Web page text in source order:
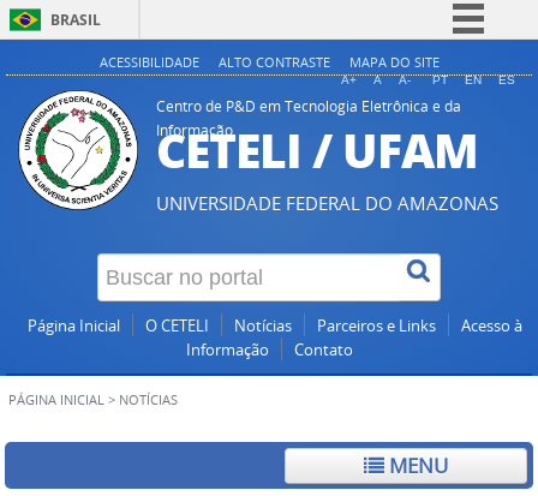
BRASIL
Simplifique!
Comunica BR
Participe
Acesso à informação
Legislação
Canais
ACESSIBILIDADE ALTO CONTRASTE MAPA DO SITE
A+ A A- PT EN ES
Centro de P&D em Tecnologia Eletrônica e da
Informação
CETELI / UFAM
UNIVERSIDADE FEDERAL DO AMAZONAS
Página Inicial O CETELI Notícias Parceiros e Links
Acesso à
Informação
Contato
PÁGINA INICIAL > NOTÍCIAS
MENU